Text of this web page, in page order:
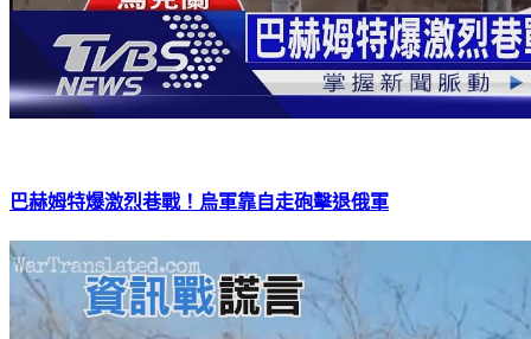
巴赫姆特爆激烈巷戰！烏軍靠自走砲擊退俄軍